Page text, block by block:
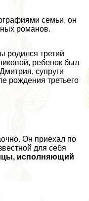
семьи, он
романов.
родился третий
ребенок был
супруги
рождения третьего
Он приехал по
для себя
исполняющий